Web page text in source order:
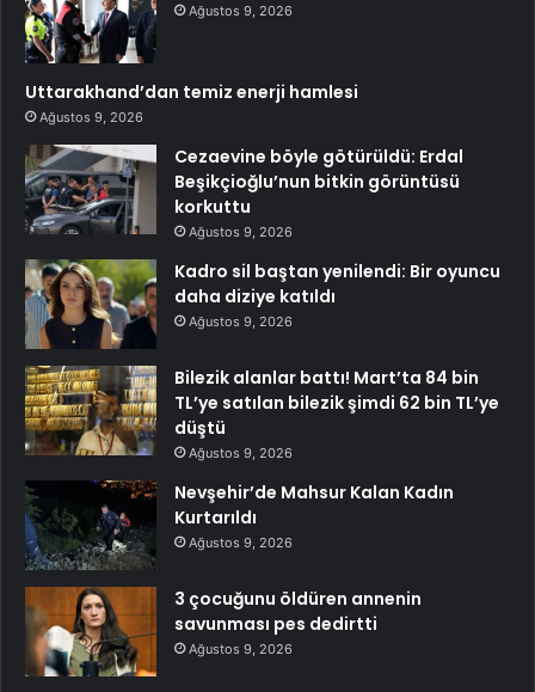
Ağustos 9, 2026
Uttarakhand’dan temiz enerji hamlesi
Ağustos 9, 2026
Cezaevine böyle götürüldü: Erdal
Beşikçioğlu’nun bitkin görüntüsü
korkuttu
Ağustos 9, 2026
Kadro sil baştan yenilendi: Bir oyuncu
daha diziye katıldı
Ağustos 9, 2026
Bilezik alanlar battı! Mart’ta 84 bin
TL’ye satılan bilezik şimdi 62 bin TL’ye
düştü
Ağustos 9, 2026
Nevşehir’de Mahsur Kalan Kadın
Kurtarıldı
Ağustos 9, 2026
3 çocuğunu öldüren annenin
savunması pes dedirtti
Ağustos 9, 2026